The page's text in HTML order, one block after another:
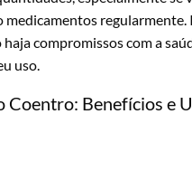
regularmente.
compromissos com a
uso.
Coentro: Benefícios e